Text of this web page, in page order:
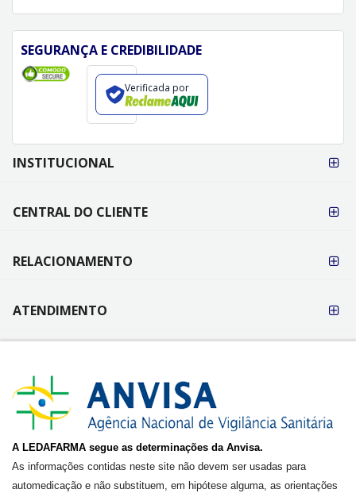
SEGURANÇA E CREDIBILIDADE
Verificada por
FORMAS DE
PAGAMENTO
INSTITUCIONAL
CENTRAL DO CLIENTE
RELACIONAMENTO
ATENDIMENTO
A LEDAFARMA segue as determinações da Anvisa.
As informações contidas neste site não devem ser usadas para
automedicação e não substituem, em hipótese alguma, as orientações